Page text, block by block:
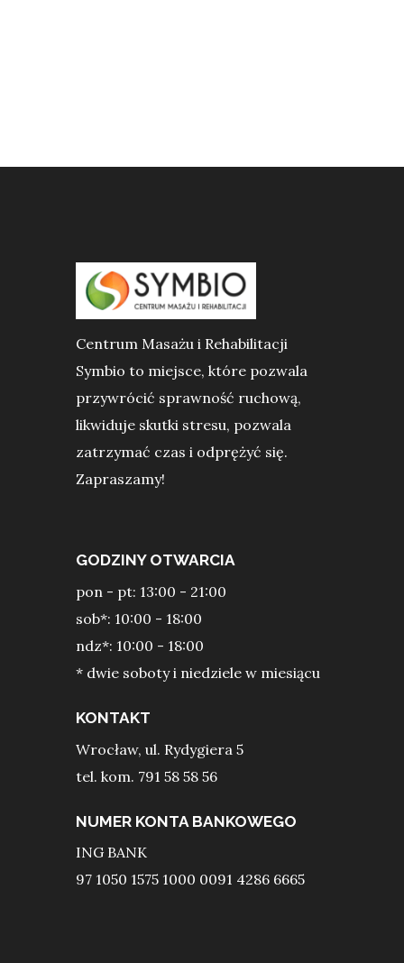
Centrum Masażu i Rehabilitacji
Symbio to miejsce, które pozwala
przywrócić sprawność ruchową,
likwiduje skutki stresu, pozwala
zatrzymać czas i odprężyć się.
Zapraszamy!
GODZINY OTWARCIA
pon - pt: 13:00 - 21:00
sob*: 10:00 - 18:00
ndz*: 10:00 - 18:00
* dwie soboty i niedziele w miesiącu
KONTAKT
Wrocław, ul. Rydygiera 5
tel. kom. 791 58 58 56
NUMER KONTA BANKOWEGO
ING BANK
97 1050 1575 1000 0091 4286 6665